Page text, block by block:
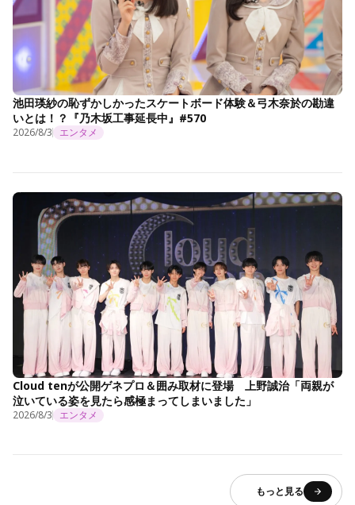
池田瑛紗の恥ずかしかったスケートボード体験＆弓木奈於の勘違
いとは！？『乃木坂工事延長中』#570
2026/8/3 エンタメ
Cloud tenが公開ゲネプロ＆囲み取材に登場 上野誠治「両親が
泣いている姿を見たら感極まってしまいました」
2026/8/3 エンタメ
もっと見る